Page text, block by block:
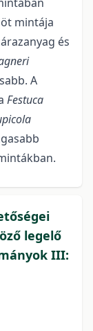
mintája
és
A
Festuca
legelő
III: